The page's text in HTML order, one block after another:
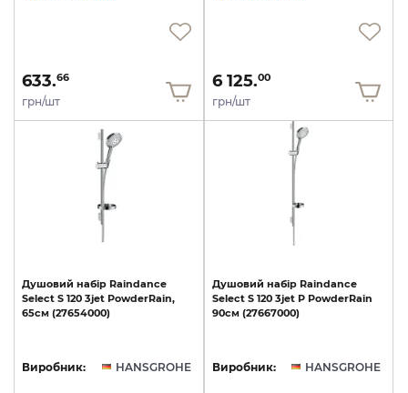
633.66
грн/шт
6 125.00
грн/шт
Душовий набір Raindance
Select S 120 3jet PowderRain,
65см (27654000)
Виробник: HANSGROHE
Душовий набір Raindance
Select S 120 3jet P PowderRain
90см (27667000)
Виробник: HANSGROHE